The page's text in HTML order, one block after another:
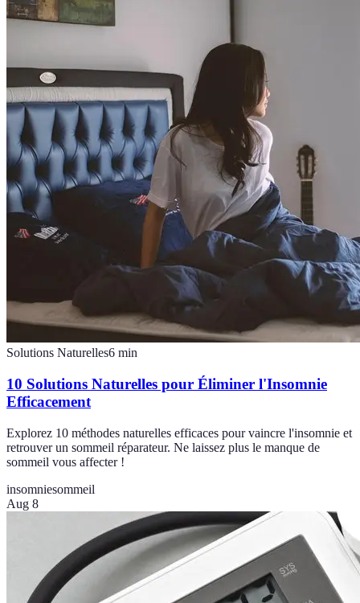
Solutions Naturelles6 min
10 Solutions Naturelles pour Éliminer l'Insomnie
Efficacement
Explorez 10 méthodes naturelles efficaces pour vaincre l'insomnie et
retrouver un sommeil réparateur. Ne laissez plus le manque de
sommeil vous affecter !
insomniesommeil
Aug 8